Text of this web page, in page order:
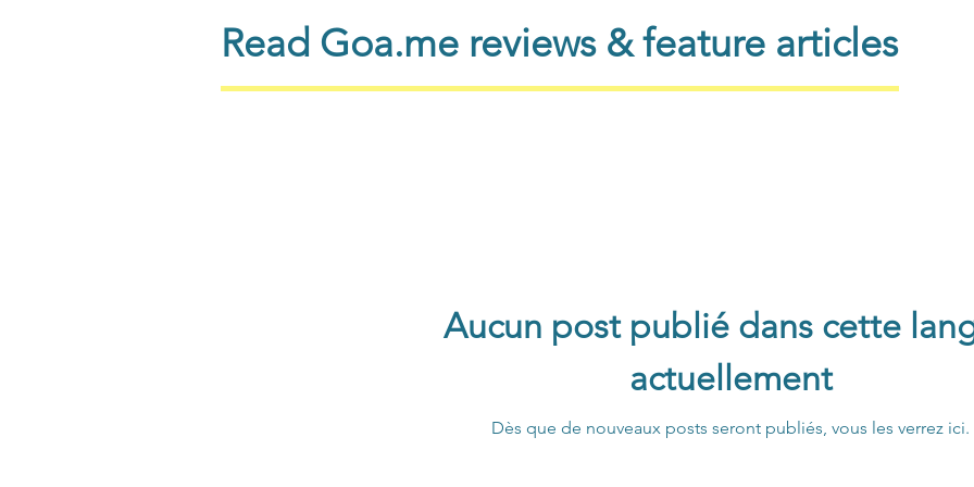
Read Goa.me reviews & feature articles
Aucun post publié dans cette
actuellement
Dès que de nouveaux posts seront publiés, vous les verrez ici.